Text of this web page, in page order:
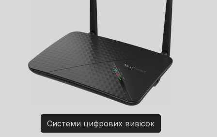
Системи цифрових вивісок